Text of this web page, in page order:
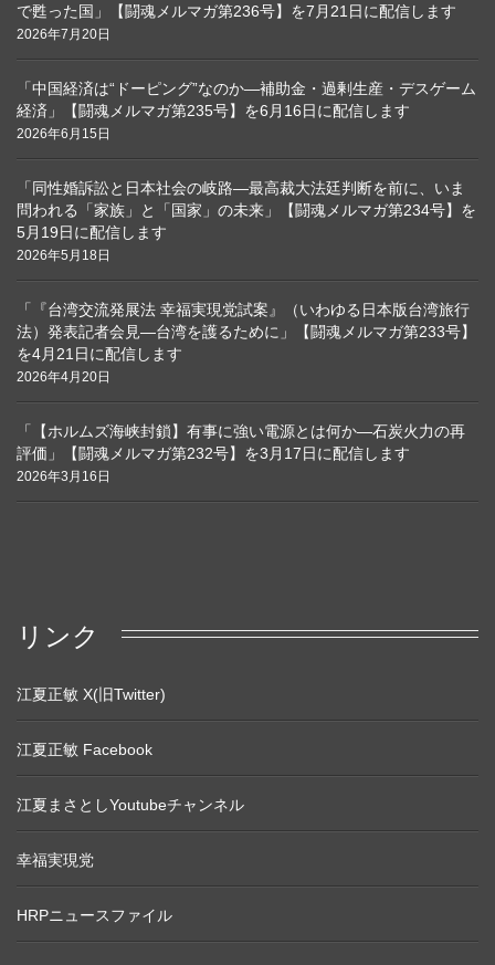
で甦った国」【闘魂メルマガ第236号】を7月21日に配信します
2026年7月20日
「中国経済は“ドーピング”なのか―補助金・過剰生産・デスゲーム
経済」【闘魂メルマガ第235号】を6月16日に配信します
2026年6月15日
「同性婚訴訟と日本社会の岐路―最高裁大法廷判断を前に、いま
問われる「家族」と「国家」の未来」【闘魂メルマガ第234号】を
5月19日に配信します
2026年5月18日
「『台湾交流発展法 幸福実現党試案』（いわゆる日本版台湾旅行
法）発表記者会見―台湾を護るために」【闘魂メルマガ第233号】
を4月21日に配信します
2026年4月20日
「【ホルムズ海峡封鎖】有事に強い電源とは何か―石炭火力の再
評価」【闘魂メルマガ第232号】を3月17日に配信します
2026年3月16日
リンク
江夏正敏 X(旧Twitter)
江夏正敏 Facebook
江夏まさとしYoutubeチャンネル
幸福実現党
HRPニュースファイル